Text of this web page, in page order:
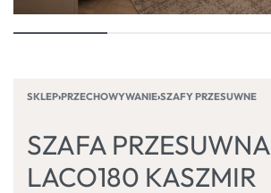
SKLEP›PRZECHOWYWANIE›SZAFY PRZESUWNE
SZAFA PRZESUWNA
LACO180 KASZMIR